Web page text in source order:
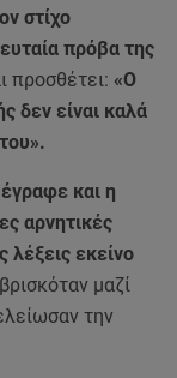
στίχο
πρόβα της
προσθέτει: «Ο
δεν είναι καλά
και η
αρνητικές
λέξεις εκείνο
μαζί
την